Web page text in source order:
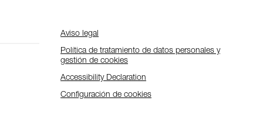
Aviso legal
Política de tratamiento de datos personales y
gestión de cookies
Accessibility Declaration
Configuración de cookies